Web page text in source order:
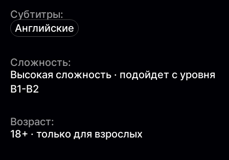
Субтитры:
Английские
Сложность:
Высокая сложность · подойдет с уровня
B1-B2
Возраст:
18+ · только для взрослых